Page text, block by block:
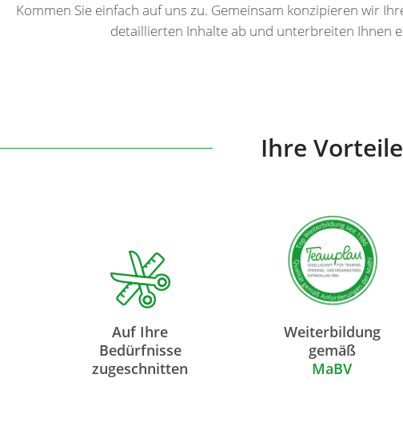
Kommen Sie einfach auf uns zu. Gemeinsam konzipieren wir
detaillierten Inhalte ab und unterbreiten Ihnen
Ihre Vorteile
Auf Ihre
Bedürfnisse
zugeschnitten
Weiterbildung
gemäß
MaBV